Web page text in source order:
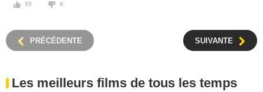
35 8
PRÉCÉDENTE SUIVANTE
Les meilleurs films de tous les temps